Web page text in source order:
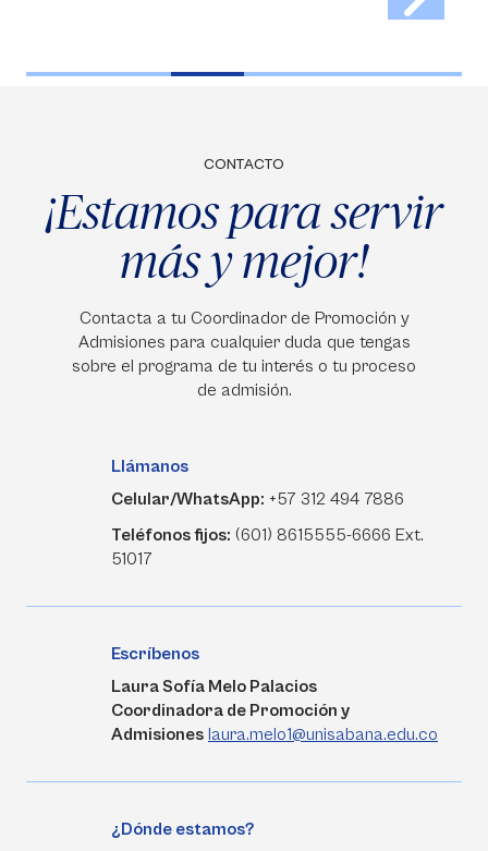
CONTACTO
¡Estamos para servir
más y mejor!
Contacta a tu Coordinador de Promoción y
Admisiones para cualquier duda que tengas
sobre el programa de tu interés o tu proceso
de admisión.
Llámanos
Celular/WhatsApp: +57 312 494 7886
Teléfonos fijos: (601) 8615555-6666 Ext.
51017
Escríbenos
Laura Sofía Melo Palacios
Coordinadora de Promoción y
Admisiones laura.melo1@unisabana.edu.co
¿Dónde estamos?